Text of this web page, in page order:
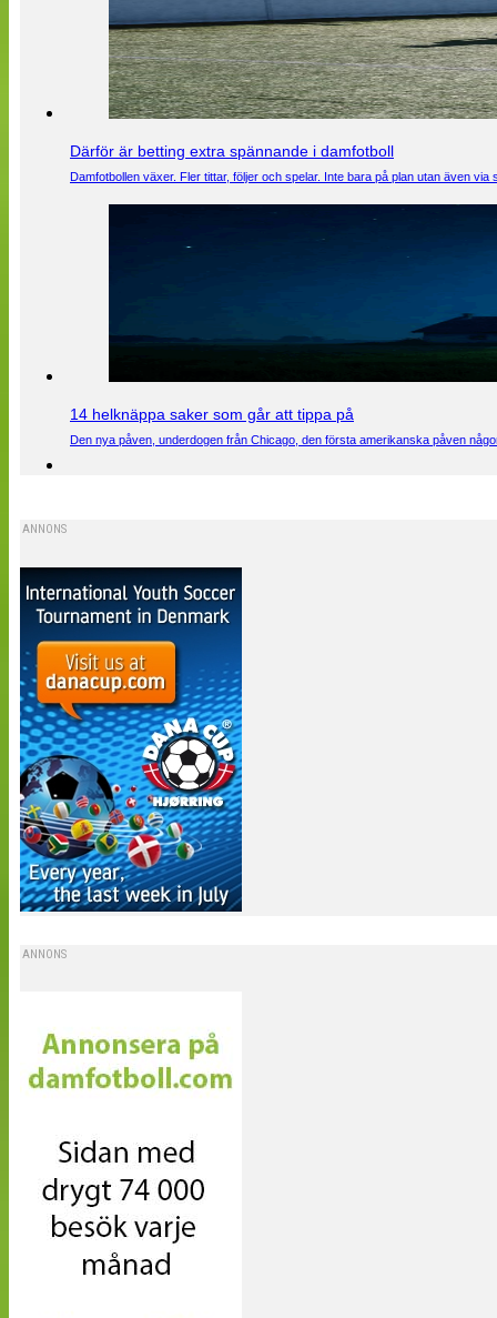
Därför är betting extra spännande i damfotboll
Damfotbollen växer. Fler tittar, följer och spelar. Inte bara på plan utan även
14 helknäppa saker som går att tippa på
Den nya påven, underdogen från Chicago, den första amerikanska påven
ANNONS
ANNONS